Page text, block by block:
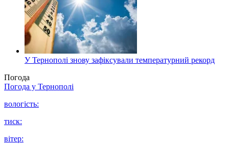
У Тернополі знову зафіксували температурний рекорд
Погода
Погода у Тернополі
вологість:
тиск:
вітер: